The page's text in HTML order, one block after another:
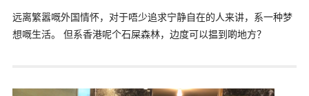
远离繁嚣嘅外国情怀，对于唔少追求宁静自在的人来讲，系一种梦
想嘅生活。 但系香港呢个石屎森林，边度可以揾到啲地方？